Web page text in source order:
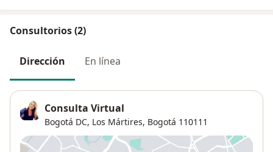
Consultorios (2)
Dirección En línea
Consulta Virtual
Bogotá DC, Los Mártires, Bogotá 110111